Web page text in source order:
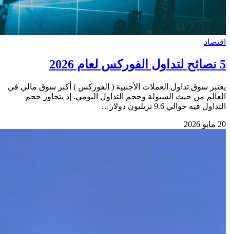
اقتصاد
5 نصائح لتداول الفوركس لعام 2026
يعتبر سوق تداول العملات الأجنبية ( الفوركس ) أكبر سوق مالي في
العالم من حيث السيولة وحجم التداول اليومي. إذ يتجاوز حجم
التداول فيه حوالي 9.6 تريليون دولار…
20 مايو 2026